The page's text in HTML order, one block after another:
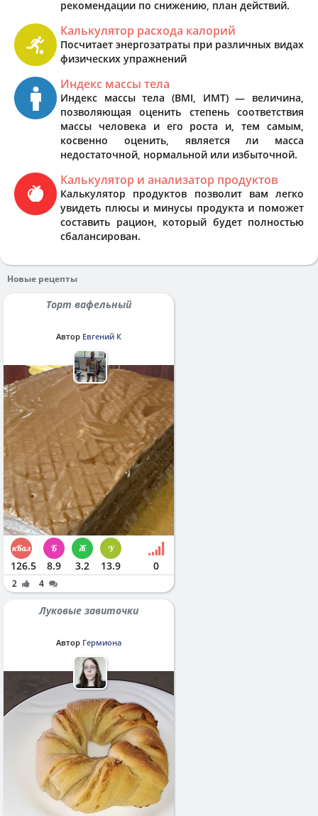
рекомендации по снижению, план действий.
Калькулятор расхода калорий
Посчитает энергозатраты при различных видах
физических упражнений
Индекс массы тела
Индекс массы тела (BMI, ИМТ) — величина,
позволяющая оценить степень соответствия
массы человека и его роста и, тем самым,
косвенно оценить, является ли масса
недостаточной, нормальной или избыточной.
Калькулятор и анализатор продуктов
Калькулятор продуктов позволит вам легко
увидеть плюсы и минусы продукта и поможет
составить рацион, который будет полностью
сбалансирован.
Новые рецепты
Торт вафельный
Автор Евгений К
126.5 8.9 3.2 13.9 0
2 4
Луковые завиточки
Автор Гермиона